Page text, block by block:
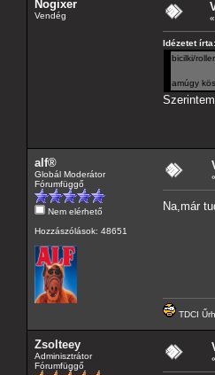
Nogixer
Vendég «
Idézetet
bicilki/
amúgy
alf®
Globál Moderátor
Fórumfüggő
Nem elérhető
Hozzászólások: 48651
«
Na,már
TDCI
Zsolteey
Adminisztrátor
Fórumfüggő
«